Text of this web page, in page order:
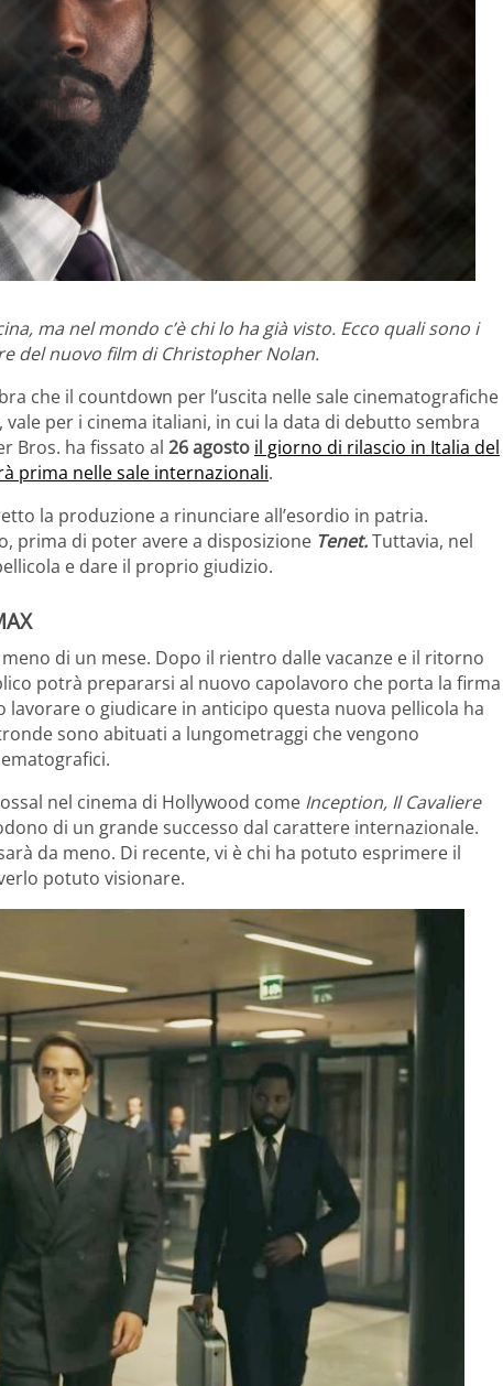
ma nel mondo c’è chi lo ha già visto. Ecco quali sono i
del nuovo film di Christopher Nolan.
che il countdown per l’uscita nelle sale cinematografiche
per i cinema italiani, in cui la data di debutto sembra
Bros. ha fissato al 26 agosto il giorno di rilascio in Italia del
prima nelle sale internazionali.
la produzione a rinunciare all’esordio in patria.
prima di poter avere a disposizione Tenet.Tuttavia, nel
e dare il proprio giudizio.
di un mese. Dopo il rientro dalle vacanze e il ritorno
potrà prepararsi al nuovo capolavoro che porta la firma
lavorare o giudicare in anticipo questa nuova pellicola ha
sono abituati a lungometraggi che vengono
nel cinema di Hollywood come Inception, Il Cavaliere
di un grande successo dal carattere internazionale.
da meno. Di recente, vi è chi ha potuto esprimere il
potuto visionare.